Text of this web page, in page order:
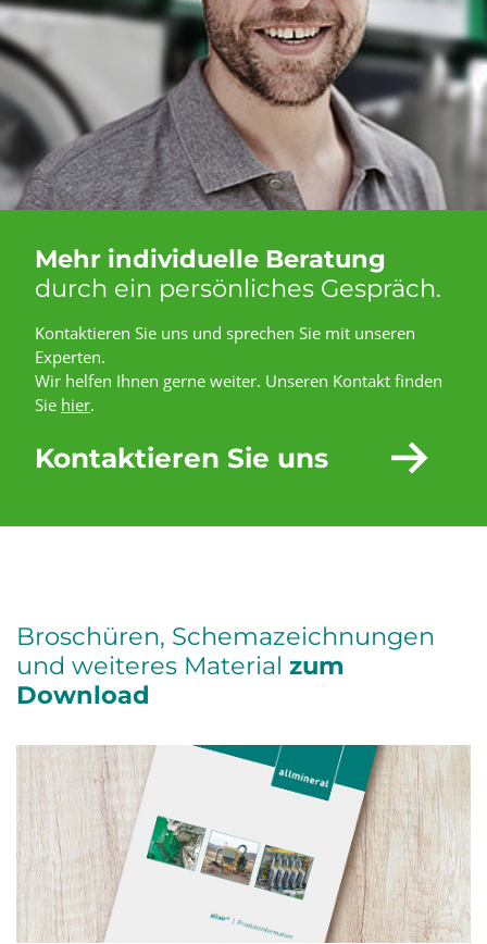
Mehr individuelle Beratung
durch ein persönliches Gespräch.
Kontaktieren Sie uns und sprechen Sie mit unseren
Experten.
Wir helfen Ihnen gerne weiter. Unseren Kontakt finden
Sie hier.
Kontaktieren Sie uns
Broschüren, Schemazeichnungen
und weiteres Material zum
Download